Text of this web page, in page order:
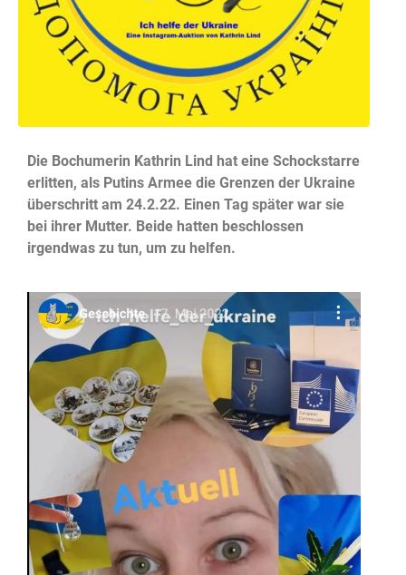
Die Bochumerin Kathrin Lind hat eine Schockstarre
erlitten, als Putins Armee die Grenzen der Ukraine
überschritt am 24.2.22. Einen Tag später war sie
bei ihrer Mutter. Beide hatten beschlossen
irgendwas zu tun, um zu helfen.